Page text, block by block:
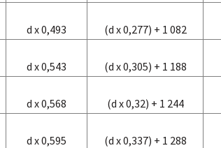
d x 0,493 (d x 0,277) + 1 082
d x 0,543 (d x 0,305) + 1 188
d x 0,568 (d x 0,32) + 1 244
d x 0,595 (d x 0,337) + 1 288